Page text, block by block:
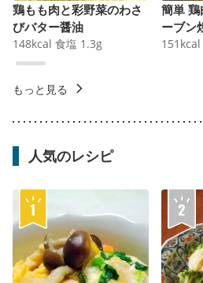
鶏もも肉と彩野菜のわさ
びバター醤油
148kcal 食塩 1.3g
簡単
ーブン
151 kcal
もっと見る
人気のレシピ